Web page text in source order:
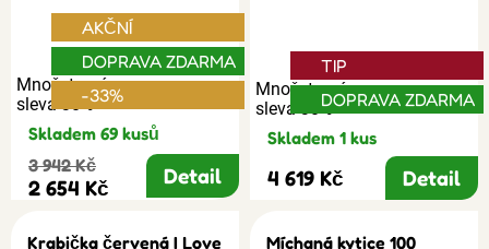
Množstevní
sleva 30%
AKČNÍ
DOPRAVA ZDARMA
-33%
Skladem 69 kusů
3 942 Kč
2 654 Kč Detail
Množstevní
sleva 30%
TIP
DOPRAVA ZDARMA
Skladem 1 kus
4 619 Kč Detail
Krabička červená I Love
Míchaná kytice 100